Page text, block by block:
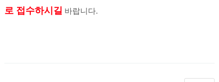
로 접수하시길 바랍니다.